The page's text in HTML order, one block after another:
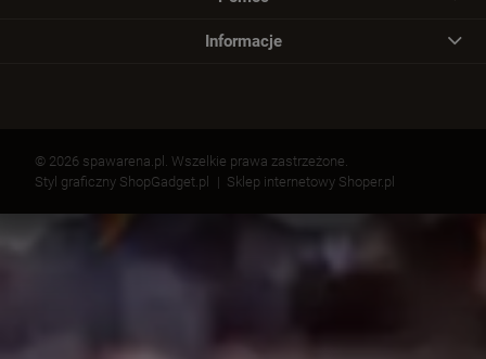
Informacje
© 2026 spawarena.pl. Wszelkie prawa zastrzeżone.
Styl graficzny ShopGadget.pl
Sklep internetowy Shoper.pl